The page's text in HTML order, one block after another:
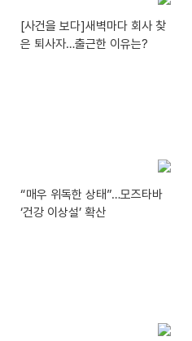
[사건을 보다]새벽마다 회사 찾
은 퇴사자…출근한 이유는?
“매우 위독한 상태”…모즈타바
‘건강 이상설’ 확산